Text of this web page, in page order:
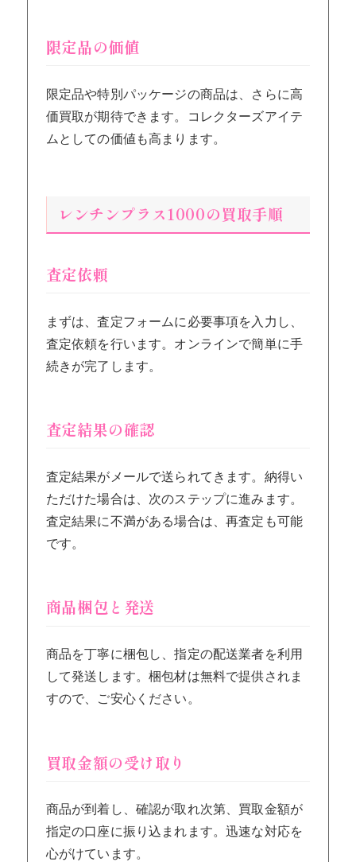
限定品の価値
限定品や特別パッケージの商品は、さらに高
価買取が期待できます。コレクターズアイテ
ムとしての価値も高まります。
レンチンプラス1000の買取手順
査定依頼
まずは、査定フォームに必要事項を入力し、
査定依頼を行います。オンラインで簡単に手
続きが完了します。
査定結果の確認
査定結果がメールで送られてきます。納得い
ただけた場合は、次のステップに進みます。
査定結果に不満がある場合は、再査定も可能
です。
商品梱包と発送
商品を丁寧に梱包し、指定の配送業者を利用
して発送します。梱包材は無料で提供されま
すので、ご安心ください。
買取金額の受け取り
商品が到着し、確認が取れ次第、買取金額が
指定の口座に振り込まれます。迅速な対応を
心がけています。